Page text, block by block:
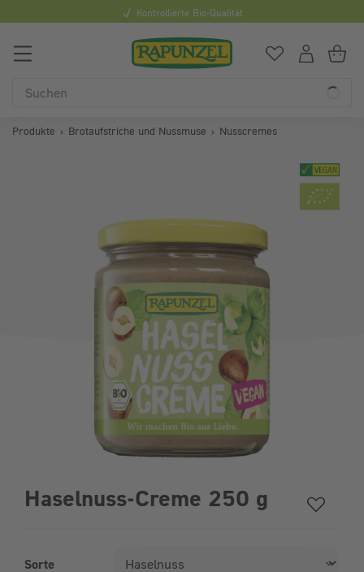
Kontrollierte Bio-Qualität
Du hast0
Produkte Brotaufstriche und Nussmuse Nusscremes
Haselnuss-Creme 250 g
Sorte